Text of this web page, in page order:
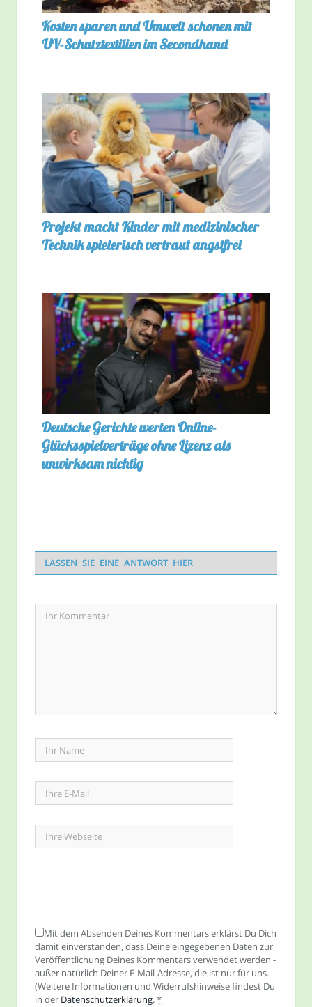
Kosten sparen und Umwelt schonen mit
UV-Schutztextilien im Secondhand
Projekt macht Kinder mit medizinischer
Technik spielerisch vertraut angstfrei
Deutsche Gerichte werten Online-
Glücksspielverträge ohne Lizenz als
unwirksam nichtig
LASSEN SIE EINE ANTWORT HIER
Mit dem Absenden Deines Kommentars erklärst Du Dich
damit einverstanden, dass Deine eingegebenen Daten zur
Veröffentlichung Deines Kommentars verwendet werden -
außer natürlich Deiner E-Mail-Adresse, die ist nur für uns.
(Weitere Informationen und Widerrufshinweise findest Du
in der Datenschutzerklärung.*